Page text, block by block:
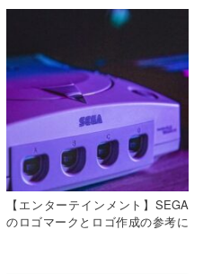
【エンターテインメント】SEGA
のロゴマークとロゴ作成の参考に